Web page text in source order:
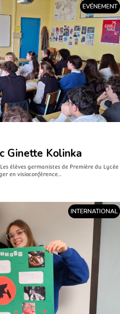
EVÉNEMENT
Ginette Kolinka
élèves germanistes de Première du Lycée
en visioconférence…
INTERNATIONAL